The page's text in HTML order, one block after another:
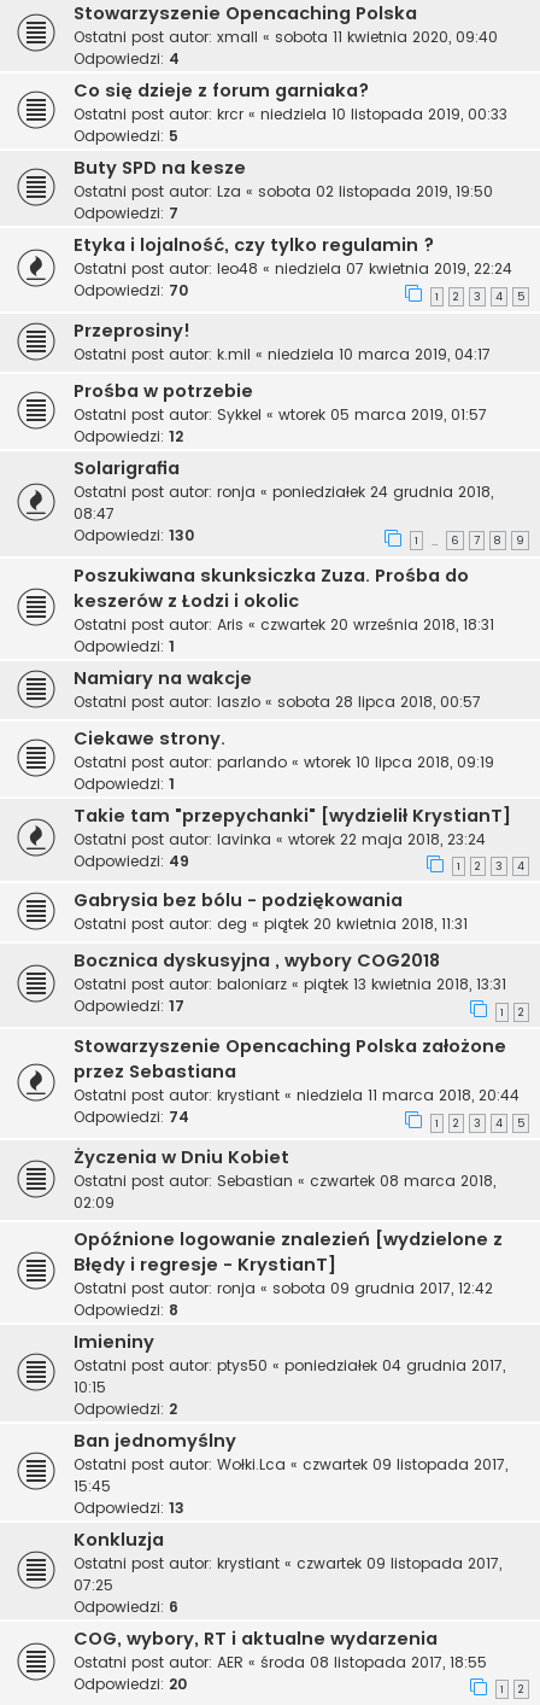
Stowarzyszenie Opencaching Polska
Ostatni post autor: xmall « sobota 11 kwietnia 2020, 09:40
Odpowiedzi: 4
Co się dzieje z forum garniaka?
Ostatni post autor: krcr « niedziela 10 listopada 2019, 00:33
Odpowiedzi: 5
Buty SPD na kesze
Ostatni post autor: Lza « sobota 02 listopada 2019, 19:50
Odpowiedzi: 7
Etyka i lojalność, czy tylko regulamin ?
Ostatni post autor: leo48 « niedziela 07 kwietnia 2019, 22:24
Odpowiedzi: 70 1 2 3 4 5
Przeprosiny!
Ostatni post autor: k.mil « niedziela 10 marca 2019, 04:17
Prośba w potrzebie
Ostatni post autor: Sykkel « wtorek 05 marca 2019, 01:57
Odpowiedzi: 12
Solarigrafia
Ostatni post autor: ronja « poniedziałek 24 grudnia 2018,
08:47
Odpowiedzi: 130 1 … 6 7 8 9
Poszukiwana skunksiczka Zuza. Prośba do
keszerów z Łodzi i okolic
Ostatni post autor: Aris « czwartek 20 września 2018, 18:31
Odpowiedzi: 1
Namiary na wakcje
Ostatni post autor: laszlo « sobota 28 lipca 2018, 00:57
Ciekawe strony.
Ostatni post autor: parlando « wtorek 10 lipca 2018, 09:19
Odpowiedzi: 1
Takie tam "przepychanki" [wydzielił KrystianT]
Ostatni post autor: lavinka « wtorek 22 maja 2018, 23:24
Odpowiedzi: 49 1 2 3 4
Gabrysia bez bólu - podziękowania
Ostatni post autor: deg « piątek 20 kwietnia 2018, 11:31
Bocznica dyskusyjna , wybory COG2018
Ostatni post autor: baloniarz « piątek 13 kwietnia 2018, 13:31
Odpowiedzi: 17 1 2
Stowarzyszenie Opencaching Polska założone
przez Sebastiana
Ostatni post autor: krystiant « niedziela 11 marca 2018, 20:44
Odpowiedzi: 74 1 2 3 4 5
Życzenia w Dniu Kobiet
Ostatni post autor: Sebastian « czwartek 08 marca 2018,
02:09
Opóźnione logowanie znalezień [wydzielone z
Błędy i regresje - KrystianT]
Ostatni post autor: ronja « sobota 09 grudnia 2017, 12:42
Odpowiedzi: 8
Imieniny
Ostatni post autor: ptys50 « poniedziałek 04 grudnia 2017,
10:15
Odpowiedzi: 2
Ban jednomyślny
Ostatni post autor: Wołki.Lca « czwartek 09 listopada 2017,
15:45
Odpowiedzi: 13
Konkluzja
Ostatni post autor: krystiant « czwartek 09 listopada 2017,
07:25
Odpowiedzi: 6
COG, wybory, RT i aktualne wydarzenia
Ostatni post autor: AER « środa 08 listopada 2017, 18:55
Odpowiedzi: 20 1 2